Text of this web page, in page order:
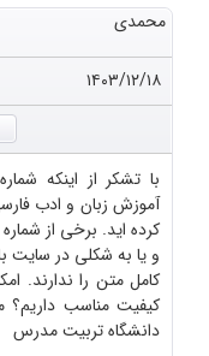
محمدی
۱۴۰۳/۱۲/۱۸
با تشکر از اینکه
آموزش زبان و ادب
کرده اید. برخی از
و یا به شکلی در سایت
کامل متن را ندارند.
کیفیت مناسب داریم؟
دانشگاه تربیت مدرس